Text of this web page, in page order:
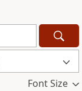
Font Size